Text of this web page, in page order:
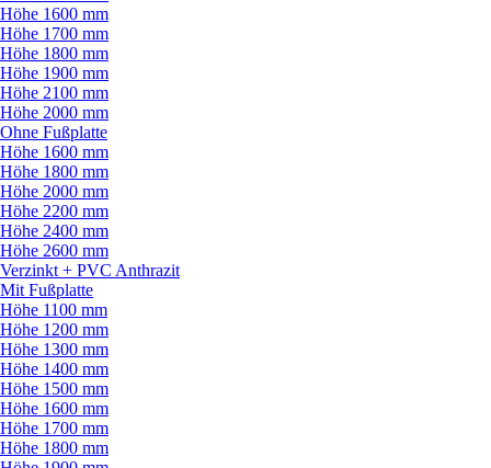
Höhe 1600 mm
Höhe 1700 mm
Höhe 1800 mm
Höhe 1900 mm
Höhe 2100 mm
Höhe 2000 mm
Ohne Fußplatte
Höhe 1600 mm
Höhe 1800 mm
Höhe 2000 mm
Höhe 2200 mm
Höhe 2400 mm
Höhe 2600 mm
Verzinkt + PVC Anthrazit
Mit Fußplatte
Höhe 1100 mm
Höhe 1200 mm
Höhe 1300 mm
Höhe 1400 mm
Höhe 1500 mm
Höhe 1600 mm
Höhe 1700 mm
Höhe 1800 mm